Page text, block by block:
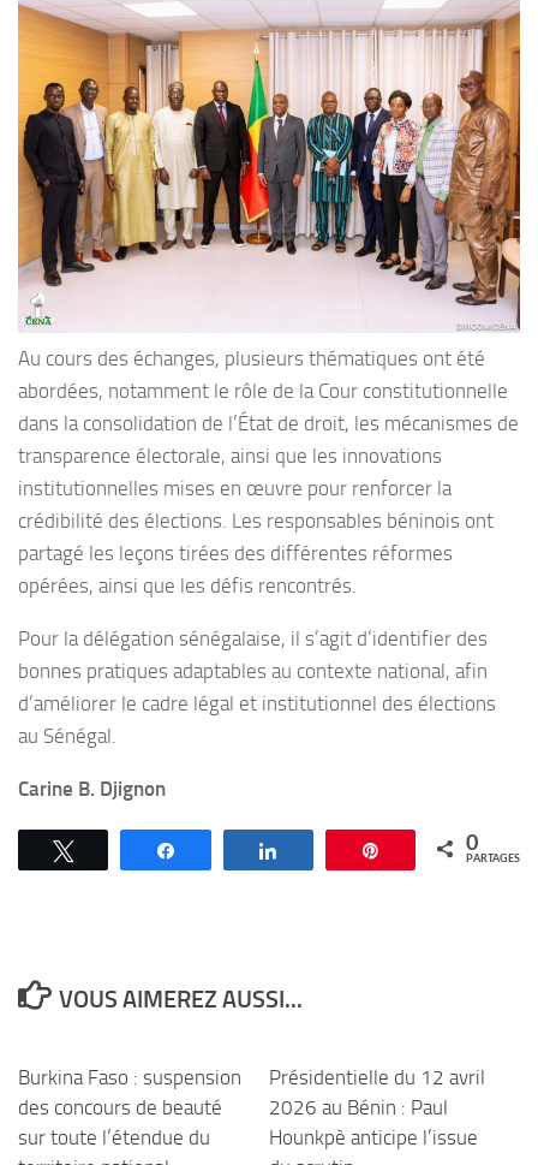
Au cours des échanges, plusieurs thématiques ont été
abordées, notamment le rôle de la Cour constitutionnelle
dans la consolidation de l’État de droit, les mécanismes de
transparence électorale, ainsi que les innovations
institutionnelles mises en œuvre pour renforcer la
crédibilité des élections. Les responsables béninois ont
partagé les leçons tirées des différentes réformes
opérées, ainsi que les défis rencontrés.
Pour la délégation sénégalaise, il s’agit d’identifier des
bonnes pratiques adaptables au contexte national, afin
d’améliorer le cadre légal et institutionnel des élections
au Sénégal.
Carine B. Djignon
Épingle 0
PARTAGES
VOUS AIMEREZ AUSSI...
Burkina Faso : suspension
des concours de beauté
sur toute l’étendue du
Présidentielle du 12 avril
2026 au Bénin : Paul
Hounkpè anticipe l’issue